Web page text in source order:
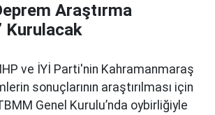
Araştırma
Kurulacak
ve İYİ Parti'nin Kahramanmaraş
sonuçlarının araştırılması için
Genel Kurulu’nda oybirliğiyle